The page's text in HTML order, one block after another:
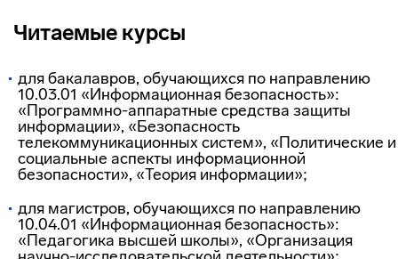
Читаемые курсы
для бакалавров, обучающихся по направлению
10.03.01 «Информационная безопасность»:
«Программно-аппаратные средства защиты
информации», «Безопасность
телекоммуникационных систем», «Политические и
социальные аспекты информационной
безопасности», «Теория информации»;
для магистров, обучающихся по направлению
10.04.01 «Информационная безопасность»:
«Педагогика высшей школы», «Организация